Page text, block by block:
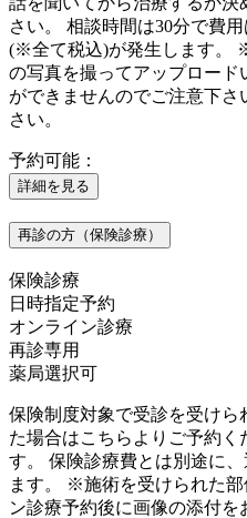
さい。 相談時間は30分で費
(※全て税込)が発生します。
の写真を撮ってアップロー
ができませんのでご注意下
さい。
予約可能：
詳細を見る
再診の方（保険診療）
保険診療
日時指定予約
オンライン診療
再診専用
薬局選択可
保険制度対象で受診を受けら
た場合はこちらよりご予約く
す。 保険診療費とは別途に
ます。 ※施術を受けられた
ン診療予約後に画像の添付を